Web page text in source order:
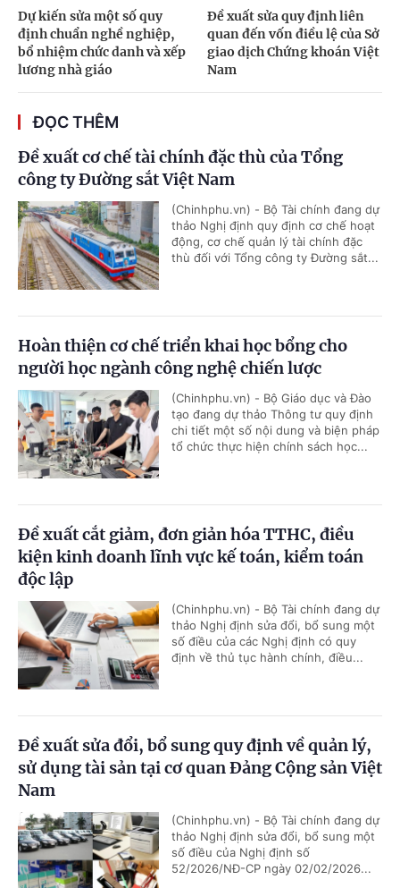
Dự kiến sửa một số quy
định chuẩn nghề nghiệp,
bổ nhiệm chức danh và xếp
lương nhà giáo
Đề xuất sửa quy định liên
quan đến vốn điều lệ của Sở
giao dịch Chứng khoán Việt
Nam
ĐỌC THÊM
Đề xuất cơ chế tài chính đặc thù của Tổng
công ty Đường sắt Việt Nam
(Chinhphu.vn) - Bộ Tài chính đang dự
thảo Nghị định quy định cơ chế hoạt
động, cơ chế quản lý tài chính đặc
thù đối với Tổng công ty Đường sắt...
Hoàn thiện cơ chế triển khai học bổng cho
người học ngành công nghệ chiến lược
(Chinhphu.vn) - Bộ Giáo dục và Đào
tạo đang dự thảo Thông tư quy định
chi tiết một số nội dung và biện pháp
tổ chức thực hiện chính sách học...
Đề xuất cắt giảm, đơn giản hóa TTHC, điều
kiện kinh doanh lĩnh vực kế toán, kiểm toán
độc lập
(Chinhphu.vn) - Bộ Tài chính đang dự
thảo Nghị định sửa đổi, bổ sung một
số điều của các Nghị định có quy
định về thủ tục hành chính, điều...
Đề xuất sửa đổi, bổ sung quy định về quản lý,
sử dụng tài sản tại cơ quan Đảng Cộng sản Việt
Nam
(Chinhphu.vn) - Bộ Tài chính đang dự
thảo Nghị định sửa đổi, bổ sung một
số điều của Nghị định số
52/2026/NĐ-CP ngày 02/02/2026...